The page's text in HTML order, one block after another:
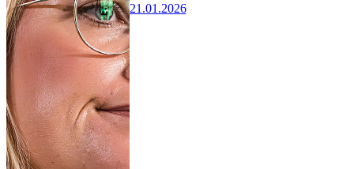
21.01.2026